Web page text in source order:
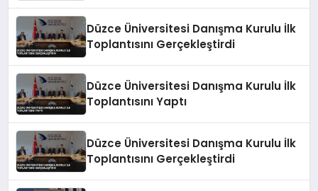
Düzce Üniversitesi Danışma Kurulu İlk
Toplantısını Gerçekleştirdi
Düzce Üniversitesi Danışma Kurulu İlk
Toplantısını Yaptı
Düzce Üniversitesi Danışma Kurulu İlk
Toplantısını Gerçekleştirdi